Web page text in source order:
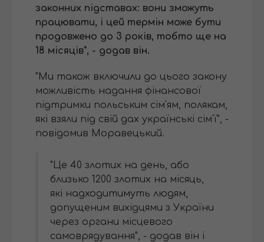
законних підставах: вони зможуть
працювати, і цей термін може бути
продовжено до 3 років, тобто ще на
18 місяців", - додав він.
"Ми також включили до цього закону
можливість надання фінансової
підтримки польським сім'ям, полякам,
які взяли під свій дах українські сім'ї", -
повідомив Моравецький.
"Це 40 злотих на день, або
близько 1200 злотих на місяць,
які надходитимуть людям,
допущеним вихідцями з України
через органи місцевого
самоврядування", - додав він і